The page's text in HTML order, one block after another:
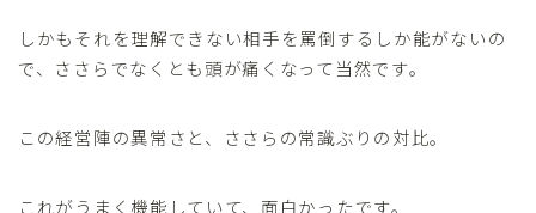
しかもそれを理解できない相手を罵倒するしか能がないの
で、ささらでなくとも頭が痛くなって当然です。
この経営陣の異常さと、ささらの常識ぶりの対比。
これがうまく機能していて、面白かったです。